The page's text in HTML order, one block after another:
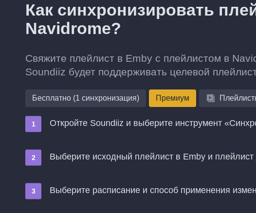
Как синхронизировать
Navidrome?
Свяжите плейлист в Emby с плейлистом в
Soundiiz будет поддерживать целевой
Бесплатно (1 синхронизация) Премиум
Откройте Soundiiz и выберите инструмент
Выберите исходный плейлист в Emby и
Выберите расписание и способ применения